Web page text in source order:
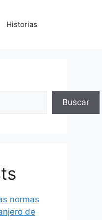
Historias
Buscar
normas
de